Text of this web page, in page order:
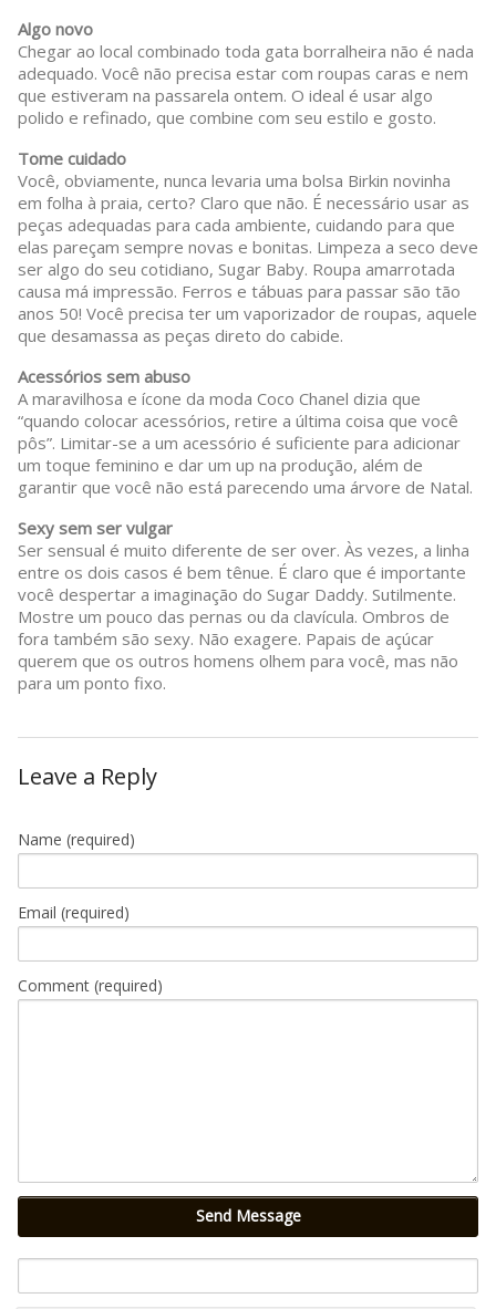
Algo novo
Chegar ao local combinado toda gata borralheira não é nada
adequado. Você não precisa estar com roupas caras e nem
que estiveram na passarela ontem. O ideal é usar algo
polido e refinado, que combine com seu estilo e gosto.
Tome cuidado
Você, obviamente, nunca levaria uma bolsa Birkin novinha
em folha à praia, certo? Claro que não. É necessário usar as
peças adequadas para cada ambiente, cuidando para que
elas pareçam sempre novas e bonitas. Limpeza a seco deve
ser algo do seu cotidiano, Sugar Baby. Roupa amarrotada
causa má impressão. Ferros e tábuas para passar são tão
anos 50! Você precisa ter um vaporizador de roupas, aquele
que desamassa as peças direto do cabide.
Acessórios sem abuso
A maravilhosa e ícone da moda Coco Chanel dizia que
“quando colocar acessórios, retire a última coisa que você
pôs”. Limitar-se a um acessório é suficiente para adicionar
um toque feminino e dar um up na produção, além de
garantir que você não está parecendo uma árvore de Natal.
Sexy sem ser vulgar
Ser sensual é muito diferente de ser over. Às vezes, a linha
entre os dois casos é bem tênue. É claro que é importante
você despertar a imaginação do Sugar Daddy. Sutilmente.
Mostre um pouco das pernas ou da clavícula. Ombros de
fora também são sexy. Não exagere. Papais de açúcar
querem que os outros homens olhem para você, mas não
para um ponto fixo.
Leave a Reply
Name (required)
Email (required)
Comment (required)
Send Message